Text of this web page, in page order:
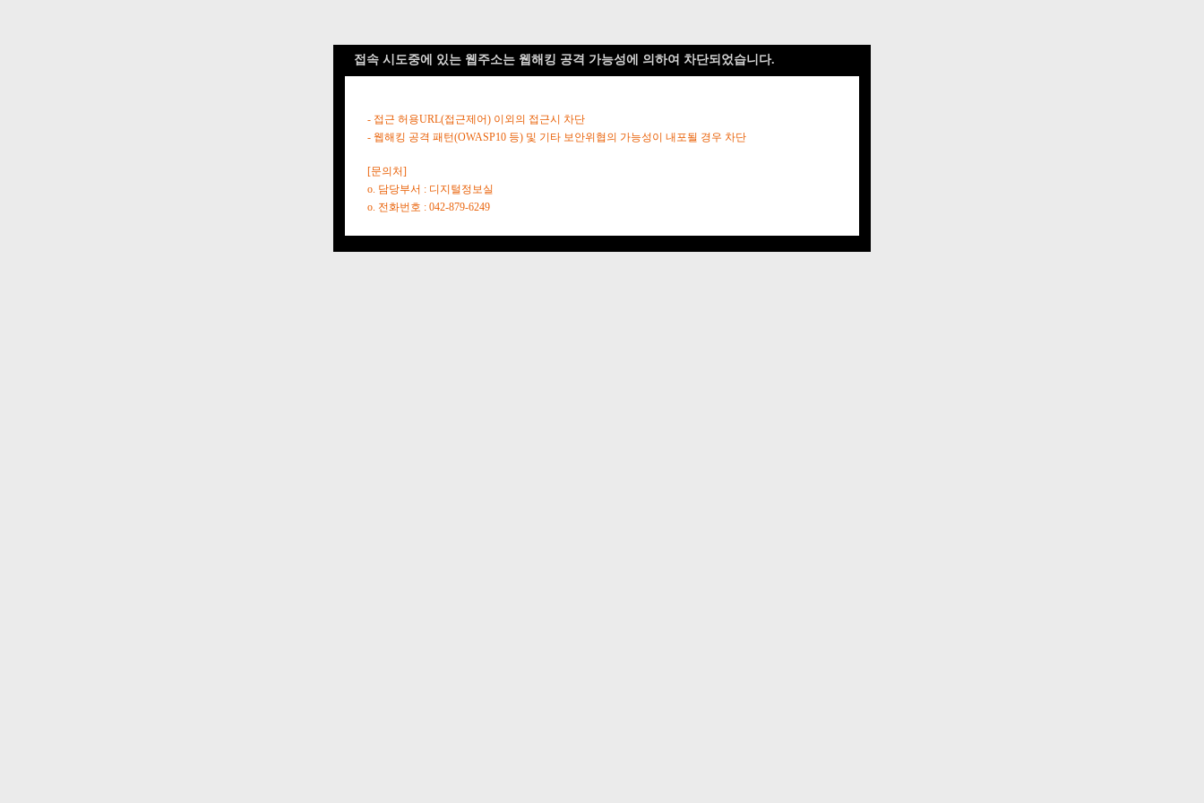
접속 시도중에 있는 웹주소는 웹해킹 공격 가능성에 의하여 차단되었습니다.
- 접근 허용URL(접근제어) 이외의 접근시 차단
- 웹해킹 공격 패턴(OWASP10 등) 및 기타 보안위협의 가능성이 내포될 경우 차단
[문의처]
o. 담당부서 : 디지털정보실
o. 전화번호 : 042-879-6249